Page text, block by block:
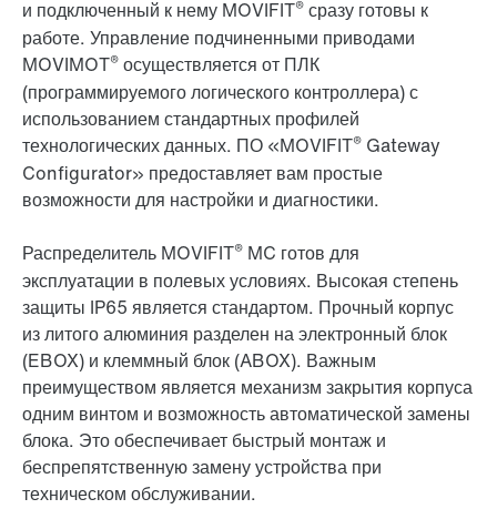
и подключенный к нему MOVIFIT® сразу готовы к
работе. Управление подчиненными приводами
MOVIMOT® осуществляется от ПЛК
(программируемого логического контроллера) с
использованием стандартных профилей
технологических данных. ПО «MOVIFIT® Gateway
Configurator» предоставляет вам простые
возможности для настройки и диагностики.
Распределитель MOVIFIT® MC готов для
эксплуатации в полевых условиях. Высокая степень
защиты IP65 является стандартом. Прочный корпус
из литого алюминия разделен на электронный блок
(EBOX) и клеммный блок (ABOX). Важным
преимуществом является механизм закрытия корпуса
одним винтом и возможность автоматической замены
блока. Это обеспечивает быстрый монтаж и
беспрепятственную замену устройства при
техническом обслуживании.